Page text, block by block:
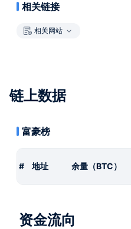
相关链接
相关网站
链上数据
富豪榜
# 地址 余量（BTC）
资金流向